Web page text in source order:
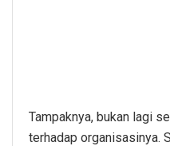
Tampaknya, bukan lagi
terhadap organisasinya.